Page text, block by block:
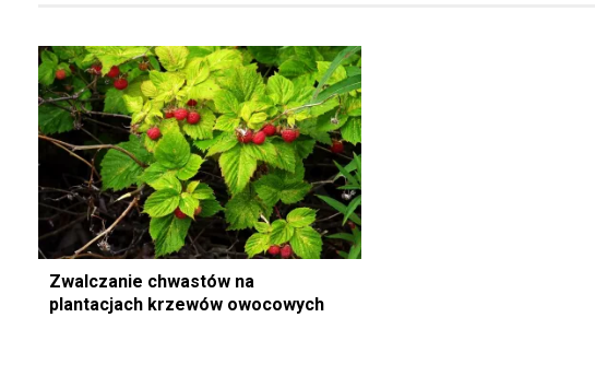
Zwalczanie chwastów na
plantacjach krzewów owocowych